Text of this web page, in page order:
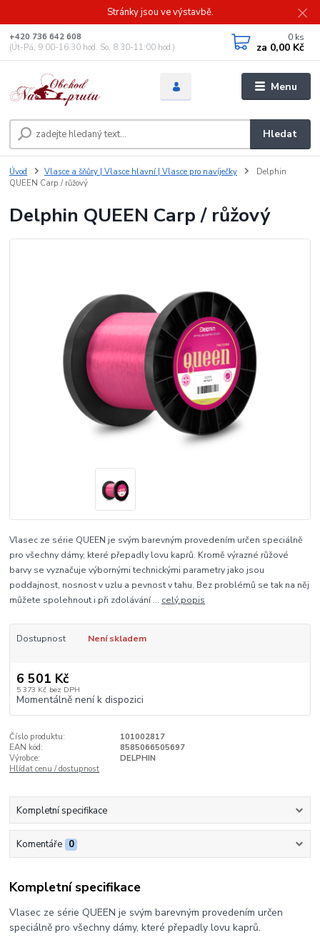
Stránky jsou ve výstavbě.
Menu
Hledat
+420 736 642 608
(Út-Pá, 9:00-16.30 hod. So, 8.30-11:00 hod.)
0 ks
za 0,00 Kč
Úvod Vlasce a šňůry | Vlasce hlavní | Vlasce pro navíječky
Delphin
QUEEN Carp / růžový
Delphin QUEEN Carp / růžový
Vlasec ze série QUEEN je svým barevným provedením určen speciálně
pro všechny dámy, které přepadly lovu kaprů. Kromě výrazné růžové
barvy se vyznačuje výbornými technickými parametry jako jsou
poddajnost, nosnost v uzlu a pevnost v tahu. Bez problémů se tak na něj
můžete spolehnout i při zdolávání ... celý popis
Dostupnost Není skladem
6 501 Kč
5 373 Kč bez DPH
Momentálně není k dispozici
Číslo produktu:
101002817
EAN kód:
8585066505697
Výrobce:
DELPHIN
Hlídat cenu / dostupnost
Kompletní specifikace
Komentáře 0
Kompletní specifikace
Vlasec ze série QUEEN je svým barevným provedením určen
speciálně pro všechny dámy, které přepadly lovu kaprů.